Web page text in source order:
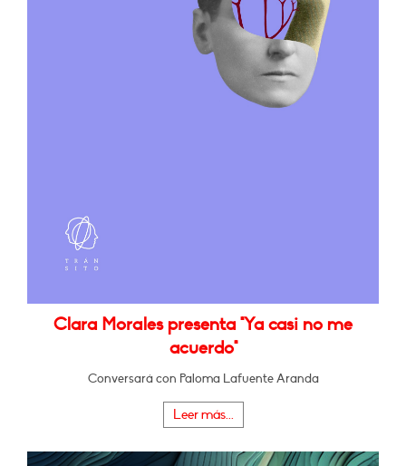
Clara Morales presenta "Ya casi no me
acuerdo"
Conversará con Paloma Lafuente Aranda
Leer más...